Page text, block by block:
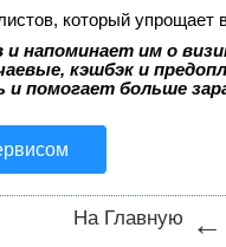
который упрощает
напоминает им о
кэшбэк и
и помогает больше
На Главную